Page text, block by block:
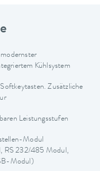
Kühlsystem
Zusätzliche
Leistungsstufen
Modul
RS 232/485 Modul,
Modul)